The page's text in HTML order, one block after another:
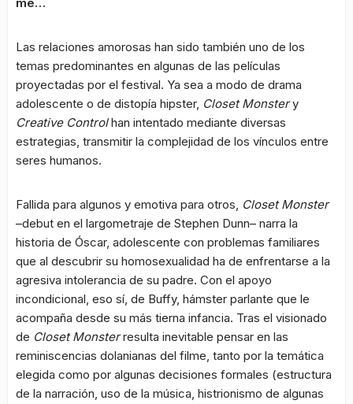
me…
Las relaciones amorosas han sido también uno de los
temas predominantes en algunas de las películas
proyectadas por el festival. Ya sea a modo de drama
adolescente o de distopía hipster, Closet Monstery
Creative Controlhan intentado mediante diversas
estrategias, transmitir la complejidad de los vínculos entre
seres humanos.
Fallida para algunos y emotiva para otros, Closet Monster
–debut en el largometraje de Stephen Dunn– narra la
historia de Óscar, adolescente con problemas familiares
que al descubrir su homosexualidad ha de enfrentarse a la
agresiva intolerancia de su padre. Con el apoyo
incondicional, eso sí, de Buffy, hámster parlante que le
acompaña desde su más tierna infancia. Tras el visionado
de Closet Monsterresulta inevitable pensar en las
reminiscencias dolanianas del filme, tanto por la temática
elegida como por algunas decisiones formales (estructura
de la narración, uso de la música, histrionismo de algunas